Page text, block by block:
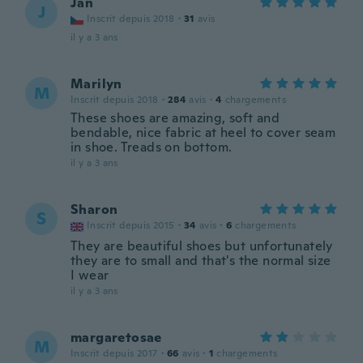
J Inscrit depuis 2018 · 31 avis
il y a 3 ans
M Marilyn
Inscrit depuis 2018 · 284 avis · 4 chargements
These shoes are amazing, soft and
bendable, nice fabric at heel to cover seam
in shoe. Treads on bottom.
il y a 3 ans
S Sharon
Inscrit depuis 2015 · 34 avis · 6 chargements
They are beautiful shoes but unfortunately
they are to small and that's the normal size
I wear
il y a 3 ans
M margaretosae
Inscrit depuis 2017 · 66 avis · 1 chargements